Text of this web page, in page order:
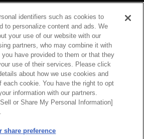
HKS Co., Ltd. all rights reserved.
identifiers such as cookies to
to personalize content and ads. We
your use of our website with our
partners, who may combine it with
have provided to them or that they
use of their services. Please click
about how we use cookies and
each cookie. You have the right to opt
information with our partners.
or Share My Personal Information]
share preference